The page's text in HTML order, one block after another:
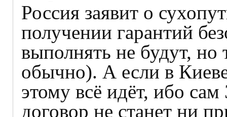
Россия заявит о
получении гарантий
выполнять не будут,
обычно). А если в
этому всё идёт, ибо
договор не станет ни